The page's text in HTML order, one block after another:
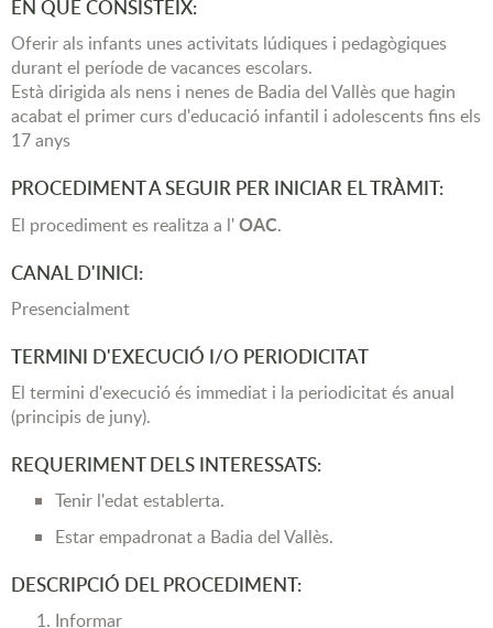
EN QUÈ CONSISTEIX:
Oferir als infants unes activitats lúdiques i pedagògiques
durant el període de vacances escolars.
Està dirigida als nens i nenes de Badia del Vallès que hagin
acabat el primer curs d'educació infantil i adolescents fins els
17 anys
PROCEDIMENT A SEGUIR PER INICIAR EL TRÀMIT:
El procediment es realitza a l'OAC.
CANAL D'INICI:
Presencialment
TERMINI D'EXECUCIÓ I/O PERIODICITAT
El termini d'execució és immediat i la periodicitat és anual
(principis de juny).
REQUERIMENT DELS INTERESSATS:
Tenir l'edat establerta.
Estar empadronat a Badia del Vallès.
DESCRIPCIÓ DEL PROCEDIMENT:
Informar